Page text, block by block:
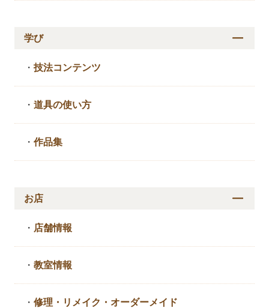
学び
・技法コンテンツ
・道具の使い方
・作品集
お店
・ 店舗情報
・教室情報
・修理・リメイク・ オーダーメイド